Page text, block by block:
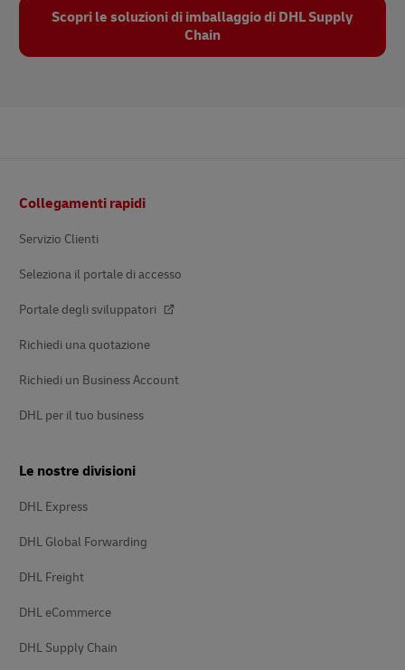
Scopri le soluzioni di imballaggio di DHL Supply
Chain
di
Collegamenti rapidi
Servizio Clienti
Seleziona il portale di accesso
Portale degli sviluppatori
Richiedi una quotazione
Richiedi un Business Account
DHL per il tuo business
Le nostre divisioni
DHL Express
DHL Global Forwarding
DHL Freight
DHL eCommerce
DHL Supply Chain